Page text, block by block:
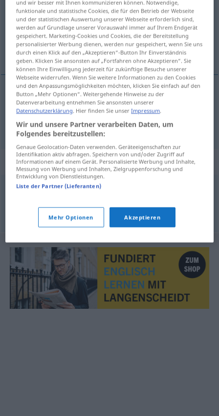
Übersicht aller Übersetzungen
(Für mehr Details die Übersetzung anklicken/antippen)
Klatschbase, Schwätzerin
Klatschbasef tattletale
Schwätzer(in) tattletale
Synonyme für "tattletale"
© Princeton University
und wir besser mit Ihnen kommunizieren können. Notwendige,
funktionale und statistische Cookies, die für den Betrieb der Webseite
und der statistischen Auswertung unserer Webseite erforderlich sind,
werden auf Grundlage unserer Vorauswahl immer auf Ihrem Endgerät
gespeichert. Marketing-Cookies und Cookies, die der Bereitstellung
personalisierter Werbung dienen, werden nur gespeichert, wenn Sie uns
durch einen Klick auf den „Akzeptieren“-Button Ihr Einverständnis
geben. Klicken Sie ansonsten auf „Fortfahren ohne Akzeptieren“. Sie
können Ihre Einwilligung jederzeit für zukünftige Besuche unserer
Webseite widerrufen. Wenn Sie weitere Informationen zu den Cookies
und den Anpassungsmöglichkeiten möchten, klicken Sie einfach auf den
Button „Mehr Optionen“. Weitergehende Hinweise zu der
Datenverarbeitung entnehmen Sie ansonsten unserer
Datenschutzerklärung. Hier finden Sie unserImpressum.
Wir und unsere Partner verarbeiten Daten, um
Folgendes bereitzustellen:
Genaue Geolocation-Daten verwenden. Geräteeigenschaften zur
Identifikation aktiv abfragen. Speichern von und/oder Zugriff auf
Informationen auf einem Gerät. Personalisierte Werbung und Inhalte,
Messung von Werbung und Inhalten, Zielgruppenforschung und
Entwicklung von Dienstleistungen.
Liste der Partner (Lieferanten)
Mehr Optionen Akzeptieren